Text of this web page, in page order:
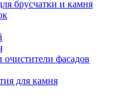
брусчатки и камня
фасадов
для камня